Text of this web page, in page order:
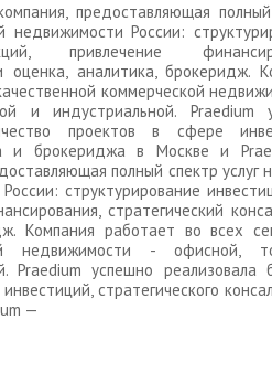
предоставляющая
недвижимости России:
привлечение
оценка, аналитика, брокеридж.
коммерческой
и индустриальной. Praedium
проектов в сфере
и брокериджа в Москве и
полный спектр услуг
структурирование
стратегический
Компания работает во всех
недвижимости - офисной,
Praedium успешно реализовала
стратегического
—